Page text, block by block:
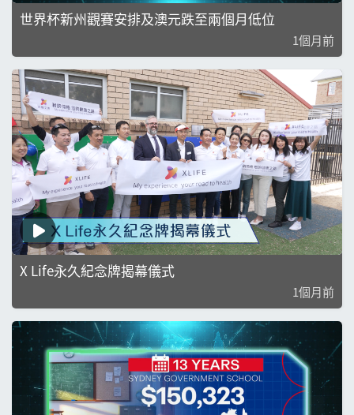
世界杯新州觀賽安排及澳元跌至兩個月低位
1個月前
X Life永久紀念牌揭幕儀式
1個月前